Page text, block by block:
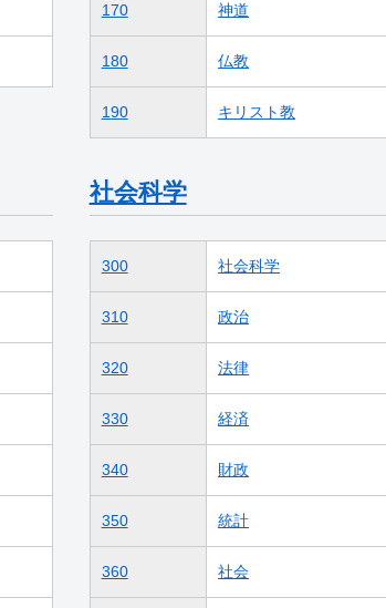
170 神道
180 仏教
190 キリスト教
社会科学
300 社会科学
310 政治
320 法律
330 経済
340 財政
350 統計
360 社会